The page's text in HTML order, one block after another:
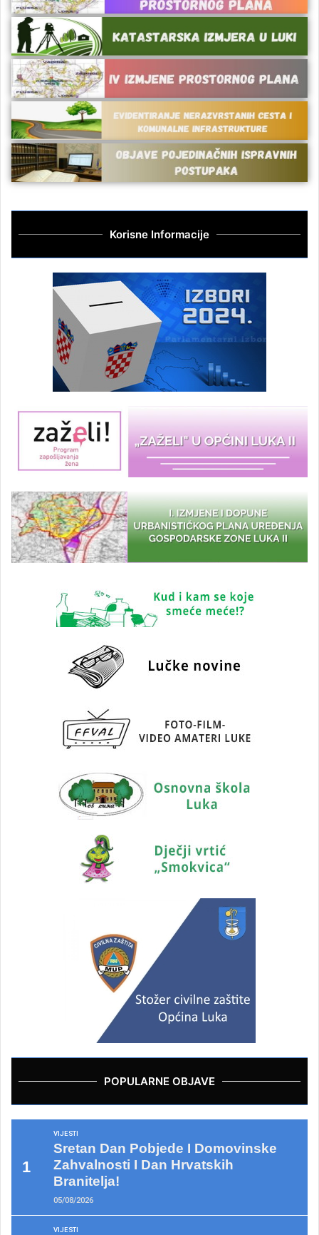
Korisne Informacije
POPULARNE OBJAVE
VIJESTI
Sretan Dan Pobjede I Domovinske
Zahvalnosti I Dan Hrvatskih
Branitelja!
05/08/2026
VIJESTI